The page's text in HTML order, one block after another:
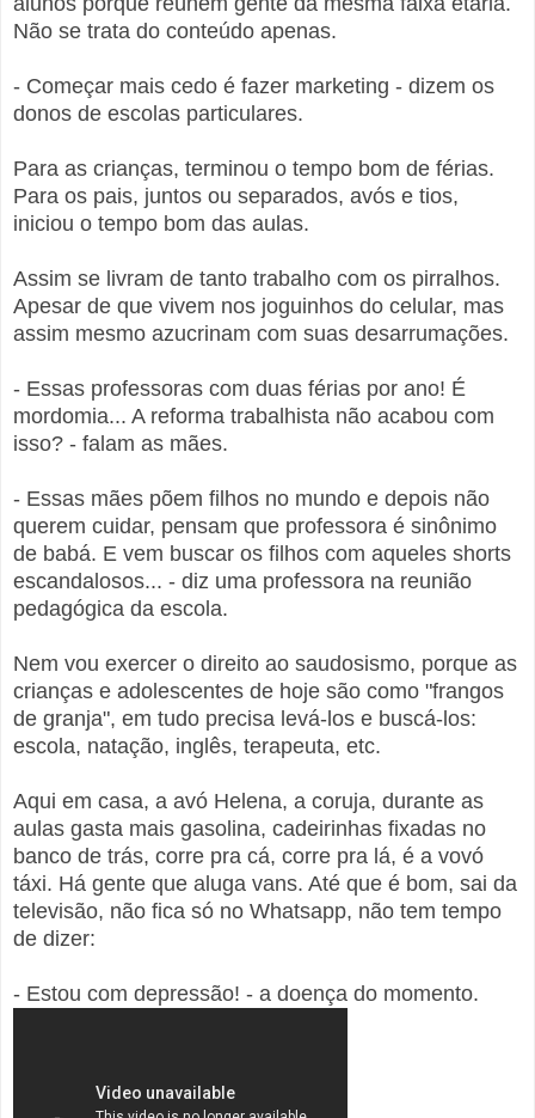
Não se trata do conteúdo apenas.
- Começar mais cedo é fazer marketing - dizem os
donos de escolas particulares.
Para as crianças, terminou o tempo bom de férias.
Para os pais, juntos ou separados, avós e tios,
iniciou o tempo bom das aulas.
Assim se livram de tanto trabalho com os pirralhos.
Apesar de que vivem nos joguinhos do celular, mas
assim mesmo azucrinam com suas desarrumações.
- Essas professoras com duas férias por ano! É
mordomia... A reforma trabalhista não acabou com
isso? - falam as mães.
- Essas mães põem filhos no mundo e depois não
querem cuidar, pensam que professora é sinônimo
de babá. E vem buscar os filhos com aqueles shorts
escandalosos... - diz uma professora na reunião
pedagógica da escola.
Nem vou exercer o direito ao saudosismo, porque as
crianças e adolescentes de hoje são como "frangos
de granja", em tudo precisa levá-los e buscá-los:
escola, natação, inglês, terapeuta, etc.
Aqui em casa, a avó Helena, a coruja, durante as
aulas gasta mais gasolina, cadeirinhas fixadas no
banco de trás, corre pra cá, corre pra lá, é a vovó
táxi. Há gente que aluga vans. Até que é bom, sai da
televisão, não fica só no Whatsapp, não tem tempo
de dizer:
- Estou com depressão! - a doença do momento.